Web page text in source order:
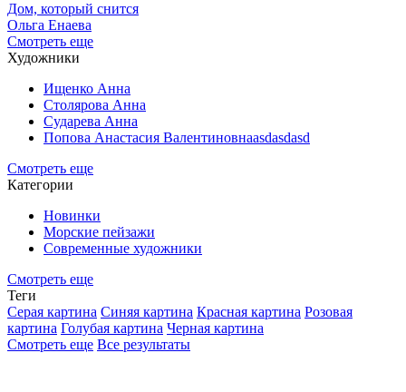
Дом, который снится
Ольга Енаева
Смотреть еще
Художники
Ищенко Анна
Столярова Анна
Сударева Анна
Попова Анастасия Валентиновнаasdasdasd
Смотреть еще
Категории
Новинки
Морские пейзажи
Современные художники
Смотреть еще
Теги
Серая картина Синяя картина Красная картина Розовая
картина Голубая картина Черная картина
Смотреть еще Все результаты